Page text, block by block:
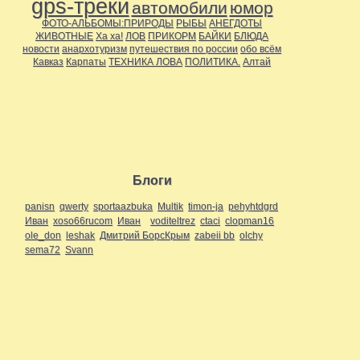
gps-треки автомобили юмор
ФОТО-АЛЬБОМЫ:ПРИРОДЫ РЫБЫ АНЕГДОТЫ
ЖИВОТНЫЕ Ха ха! ЛОВ ПРИКОРМ БАЙКИ БЛЮДА
новости анархотуризм путешествия по россии обо всём
Кавказ Карпаты ТЕХНИКА ЛОВА ПОЛИТИКА. Алтай
Блоги
panisn qwerty sportaazbuka Multik timon-ja pehyhtdgrd
Иван xoso66rucom Иван voditeltrez ctaci clopman16
ole_don leshak Дмитрий БорсКрым zabeii bb olchy
sema72 Svann